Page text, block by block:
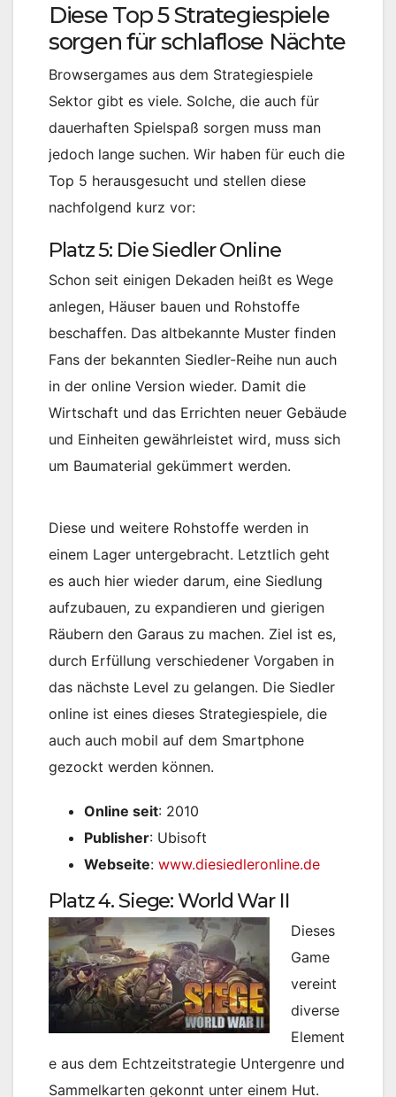
Diese Top 5 Strategiespiele
sorgen für schlaflose Nächte
Browsergames aus dem Strategiespiele
Sektor gibt es viele. Solche, die auch für
dauerhaften Spielspaß sorgen muss man
jedoch lange suchen. Wir haben für euch die
Top 5 herausgesucht und stellen diese
nachfolgend kurz vor:
Platz 5: Die Siedler Online
Schon seit einigen Dekaden heißt es Wege
anlegen, Häuser bauen und Rohstoffe
beschaffen. Das altbekannte Muster finden
Fans der bekannten Siedler-Reihe nun auch
in der online Version wieder. Damit die
Wirtschaft und das Errichten neuer Gebäude
und Einheiten gewährleistet wird, muss sich
um Baumaterial gekümmert werden.
Diese und weitere Rohstoffe werden in
einem Lager untergebracht. Letztlich geht
es auch hier wieder darum, eine Siedlung
aufzubauen, zu expandieren und gierigen
Räubern den Garaus zu machen. Ziel ist es,
durch Erfüllung verschiedener Vorgaben in
das nächste Level zu gelangen. Die Siedler
online ist eines dieses Strategiespiele, die
auch auch mobil auf dem Smartphone
gezockt werden können.
Online seit: 2010
Publisher: Ubisoft
Webseite: www.diesiedleronline.de
Platz 4. Siege: World War II
Dieses
Game
vereint
diverse
Element
e aus dem Echtzeitstrategie Untergenre und
Sammelkarten gekonnt unter einem Hut.